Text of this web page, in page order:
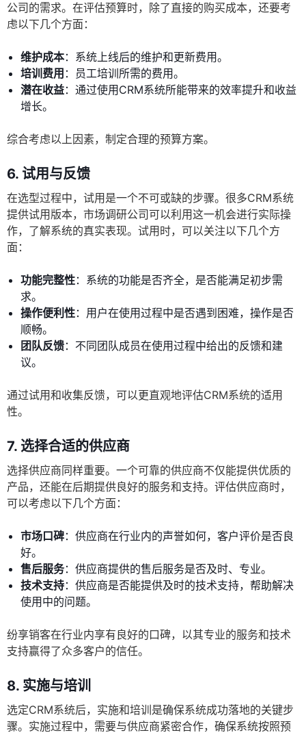
公司的需求。在评估预算时，除了直接的购买成本，还要考
虑以下几个方面：
维护成本：系统上线后的维护和更新费用。
培训费用 ：员工培训所需的费用。
潜在收益：通过使用CRM系统所能带来的效率提升和收益
增长。
综合考虑以上因素，制定合理的预算方案。
6. 试用与反馈
在选型过程中，试用是一个不可或缺的步骤。很多CRM系统
提供试用版本，市场调研公司可以利用这一机会进行实际操
作，了解系统的真实表现。试用时，可以关注以下几个方
面：
功能完整性：系统的功能是否齐全，是否能满足初步需
求。
操作便利性：用户在使用过程中是否遇到困难，操作是否
顺畅。
团队反馈：不同团队成员在使用过程中给出的反馈和建
议。
通过试用和收集反馈，可以更直观地评估CRM系统的适用
性。
7. 选择合适的供应商
选择供应商同样重要。一个可靠的供应商不仅能提供优质的
产品，还能在后期提供良好的服务和支持。评估供应商时，
可以考虑以下几个方面：
市场口碑：供应商在行业内的声誉如何，客户评价是否良
好。
售后服务：供应商提供的售后服务是否及时、专业。
技术支持：供应商是否能提供及时的技术支持，帮助解决
使用中的问题。
纷享销客在行业内享有良好的口碑，以其专业的服务和技术
支持赢得了众多客户的信任。
8. 实施与培训
选定CRM系统后，实施和培训是确保系统成功落地的关键步
骤。实施过程中，需要与供应商紧密合作，确保系统按照预